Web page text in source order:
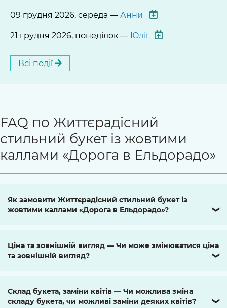
09 грудня 2026, середа — Анни
21 грудня 2026, понеділок — Юлії
Всі події
FAQ по Життєрадісний
стильний букет із жовтими
каллами «Дорога в Ельдорадо»
Як замовити Життєрадісний стильний букет із
жовтими каллами «Дорога в Ельдорадо»?
❯
Ціна та зовнішній вигляд — Чи може змінюватися ціна
та зовнішній вигляд?
❯
Склад букета, заміни квітів — Чи можлива зміна
складу букета, чи можливі заміни деяких квітів?
❯